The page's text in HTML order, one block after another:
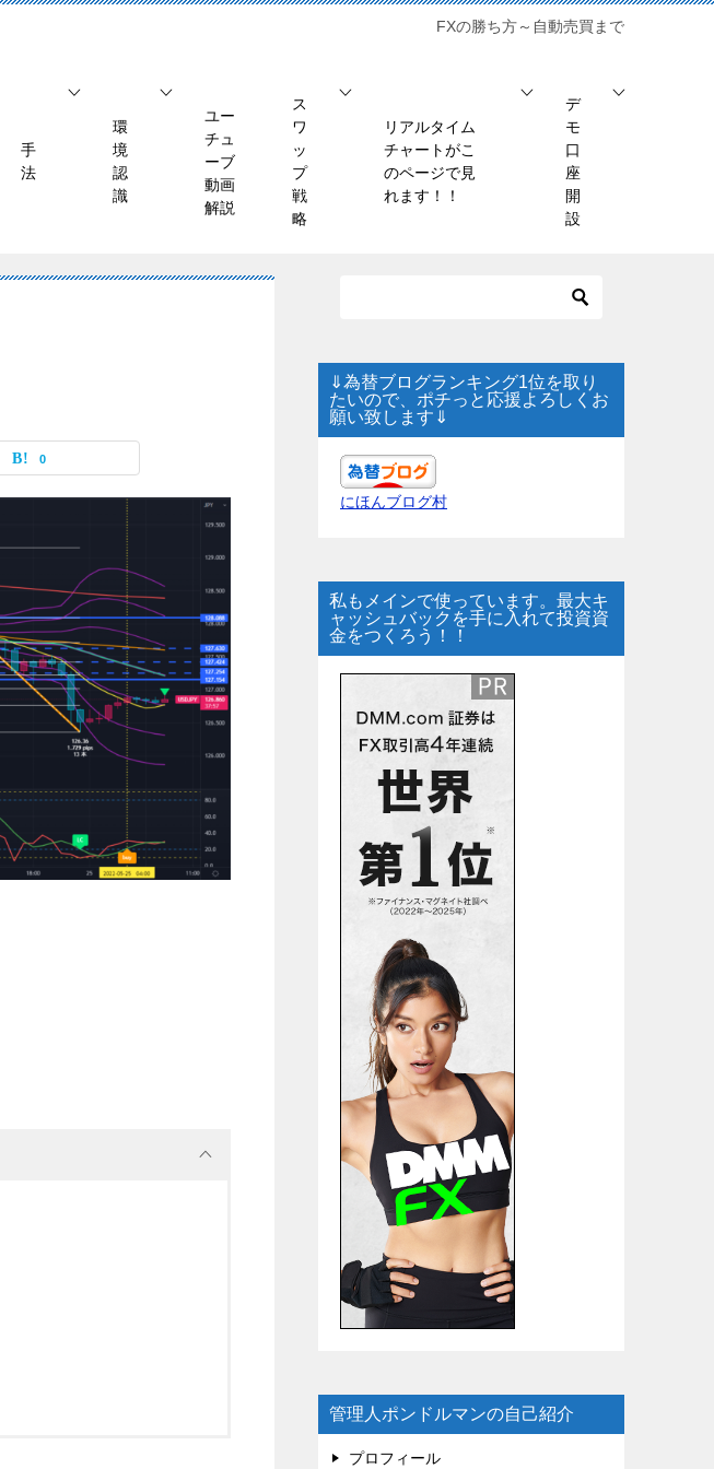
FXの勝ち方～自動売買まで
手
法
環
境
認
識
ユー
チュ
ーブ
動画
解説
ス
ワ
ッ
プ
戦
略
リアルタイム
チャートがこ
のページで見
れます！！
デ
モ
口
座
開
設
0
⇓為替ブログランキング1位を取り
たいので、ポチっと応援よろしくお
願い致します⇓
にほんブログ村
私もメインで使っています。最大キ
ャッシュバックを手に入れて投資資
金をつくろう！！
管理人ポンドルマンの自己紹介
プロフィール